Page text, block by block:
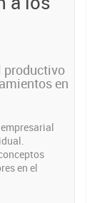
productivo
en
en el